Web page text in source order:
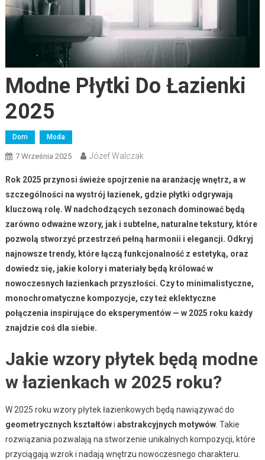
Modne Płytki Do Łazienki
2025
Dom Moda
7 Września 2025 Józef Walczak
Rok 2025 przynosi świeże spojrzenie na aranżację wnętrz, a w
szczególności na wystrój łazienek, gdzie płytki odgrywają
kluczową rolę. W nadchodzących sezonach dominować będą
zarówno odważne wzory, jak i subtelne, naturalne tekstury, które
pozwolą stworzyć przestrzeń pełną harmonii i elegancji. Odkryj
najnowsze trendy, które łączą funkcjonalność z estetyką, oraz
dowiedz się, jakie kolory i materiały będą królować w
nowoczesnych łazienkach przyszłości. Czy to minimalistyczne,
monochromatyczne kompozycje, czy też eklektyczne
połączenia inspirujące do eksperymentów — w 2025 roku każdy
znajdzie coś dla siebie.
Jakie wzory płytek będą modne
w łazienkach w 2025 roku?
W 2025 roku wzory płytek łazienkowych będą nawiązywać do
geometrycznych kształtówi abstrakcyjnych motywów. Takie
rozwiązania pozwalają na stworzenie unikalnych kompozycji, które
przyciągają wzrok i nadają wnętrzu nowoczesnego charakteru.